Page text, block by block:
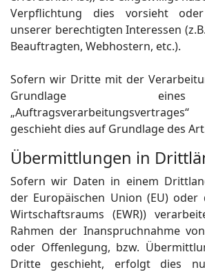
Verpflichtung dies vorsieht
unserer berechtigten Interessen
Beauftragten, Webhostern, etc.).
Sofern wir Dritte mit der
Grundlage
geschieht dies auf Grundlage des
Übermittlungen in
Sofern wir Daten in einem
der Europäischen Union (EU) oder
Wirtschaftsraums (EWR))
Rahmen der Inanspruchnahme
oder Offenlegung, bzw.
Dritte geschieht, erfolgt dies